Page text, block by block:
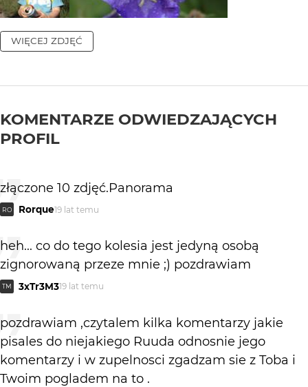
WIĘCEJ ZDJĘĆ
KOMENTARZE ODWIEDZAJĄCYCH
PROFIL
złączone 10 zdjęć.Panorama
RO Rorque19 lat temu
heh... co do tego kolesia jest jedyną osobą
zignorowaną przeze mnie ;) pozdrawiam
TM 3xTr3M319 lat temu
pozdrawiam ,czytalem kilka komentarzy jakie
pisales do niejakiego Ruuda odnosnie jego
komentarzy i w zupelnosci zgadzam sie z Toba i
Twoim pogladem na to .